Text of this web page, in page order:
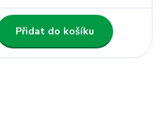
Přidat do košíku